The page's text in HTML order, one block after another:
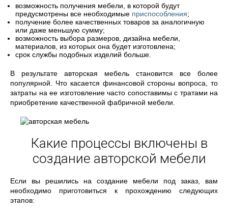
возможность получения мебели, в которой будут
предусмотрены все необходимые приспособления;
получение более качественных товаров за аналогичную
или даже меньшую сумму;
возможность выбора размеров, дизайна мебели,
материалов, из которых она будет изготовлена;
срок службы подобных изделий больше.
В результате авторская мебель становится все более
популярной. Что касается финансовой стороны вопроса, то
затраты на ее изготовление часто сопоставимы с тратами на
приобретение качественной фабричной мебели.
Какие процессы включены в
создание авторской мебели
Если вы решились на создание мебели под заказ, вам
необходимо приготовиться к прохождению следующих
этапов: